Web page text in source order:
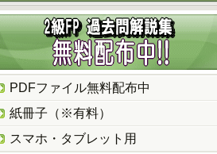
PDFファイル無料配布中
紙冊子（※有料）
スマホ・タブレット用